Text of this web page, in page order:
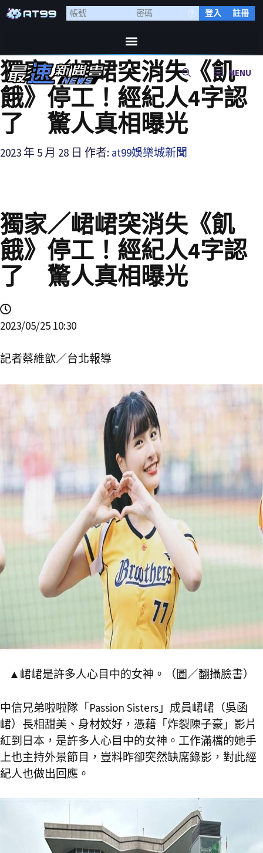
登入 註冊
MENU
獨家／峮峮突消失《飢
餓》停工！經紀人4字認
了 驚人真相曝光
2023 年 5 月 28 日 作者: at99娛樂城新聞
獨家／峮峮突消失《飢
餓》停工！經紀人4字認
了 驚人真相曝光
2023/05/25 10:30
記者蔡維歆／台北報導
▲峮峮是許多人心目中的女神。（圖／翻攝臉書）
中信兄弟啦啦隊「Passion Sisters」成員峮峮（吳函
峮）長相甜美、身材姣好，憑藉「炸裂陳子豪」影片
紅到日本，是許多人心目中的女神。工作滿檔的她手
上也主持外景節目，豈料昨卻突然缺席錄影，對此經
紀人也做出回應。